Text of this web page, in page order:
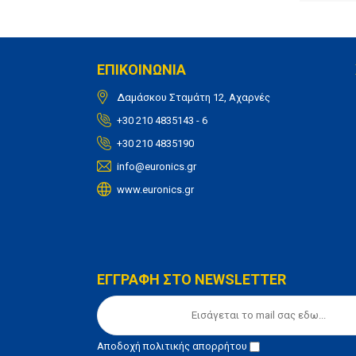
ΕΠΙΚΟΙΝΩΝΙΑ
Δαμάσκου Σταμάτη 12, Αχαρνές
+30 210 4835143 - 6
+30 210 4835190
info@euronics.gr
www.euronics.gr
ΕΓΓΡΑΦΗ ΣΤΟ NEWSLETTER
Αποδοχήπολιτικής απορρήτου